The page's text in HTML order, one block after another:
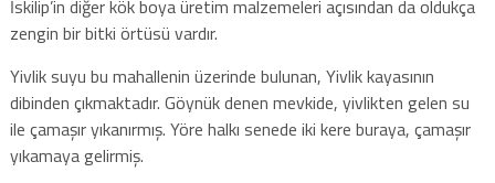
İskilip’in diğer kök boya üretim malzemeleri açısından da oldukça
zengin bir bitki örtüsü vardır.
Yivlik suyu bu mahallenin üzerinde bulunan, Yivlik kayasının
dibinden çıkmaktadır. Göynük denen mevkide, yivlikten gelen su
ile çamaşır yıkanırmış. Yöre halkı senede iki kere buraya, çamaşır
yıkamaya gelirmiş.